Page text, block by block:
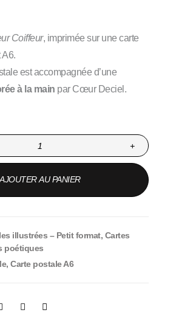
Coiffeur, imprimée sur une carte
A6.
est accompagnée d’une
à la main par Cœur Deciel.
+
AJOUTER AU PANIER
illustrées – Petit format, Cartes
poétiques
, Carte postale A6